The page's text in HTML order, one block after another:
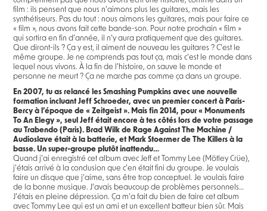
film : ils pensent que nous n’aimons plus les guitares, mais les
synthétiseurs. Pas du tout : nous aimons les guitares, mais pour faire ce
« film », nous avons fait cette bande-son. Pour notre prochain « film »
qui sortira en fin d’année, il n’y aura pratiquement que des guitares.
Que diront-ils ? Ça y est, il aiment de nouveau les guitares ? C'est le
même groupe. Je ne comprends pas tout ça, mais c'est le monde dans
lequel nous vivons. À la fin de l’histoire, on sauve le monde et
personne ne meurt ? Ça ne marche pas comme ça dans un groupe.
En 2007, tu as relancé les Smashing Pumpkins avec une nouvelle
formation incluant Jeff Schroeder, avec un premier concert à Paris-
Bercy à l’époque de « Zeitgeist ». Mais fin 2014, pour « Monuments
To An Elegy », seul Jeff était encore à tes côtés lors de votre passage
au Trabendo (Paris). Brad Wilk de Rage Against The Machine /
Audioslave était à la batterie, et Mark Stoermer de The Killers à la
basse. Un super-groupe plutôt inattendu…
Quand j’ai enregistré cet album avec Jeff et Tommy Lee (Mötley Crüe),
j’étais arrivé à la conclusion que c’en était fini du groupe. Je voulais
faire un disque que j’aime, sans être trop conceptuel. Je voulais faire
de la bonne musique. J’avais beaucoup de problèmes personnels…
J’étais en pleine dépression. Ça m’a fait du bien de faire cet album
avec Tommy Lee qui est un ami et un excellent batteur bien sûr. Mais